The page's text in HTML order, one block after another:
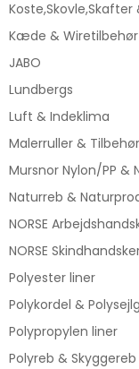
Koste,Skovle,Skafter
Kæde & Wiretilbehør
JABO
Lundbergs
Luft & Indeklima
Malerruller & Tilbehør
Mursnor Nylon/PP &
Naturreb &
NORSE
NORSE
Polyester liner
Polykordel &
Polypropylen liner
Polyreb & Skyggereb